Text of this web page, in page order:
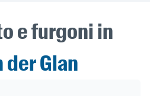
e furgoni in
der Glan